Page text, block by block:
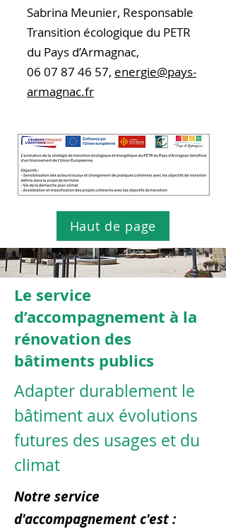
Sabrina Meunier, Responsable
Transition écologique du PETR
du Pays d’Armagnac,
06 07 87 46 57, energie@pays-
armagnac.fr
Haut de page
Le service
d’accompagnement à la
rénovation des
bâtiments publics
Adapter durablement le
bâtiment aux évolutions
futures des usages et du
climat
Notre service
d'accompagnement c'est :